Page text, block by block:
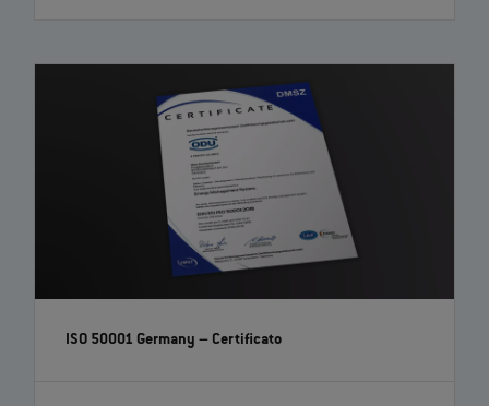
ISO 50001 Germany – Certificato